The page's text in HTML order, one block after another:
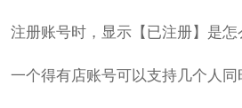
注册账号时，显示【已注册】是怎
一个得有店账号可以支持几个人同